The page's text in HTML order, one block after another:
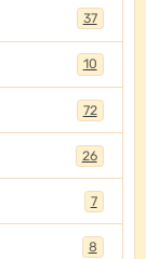
37
10
72
26
7
8